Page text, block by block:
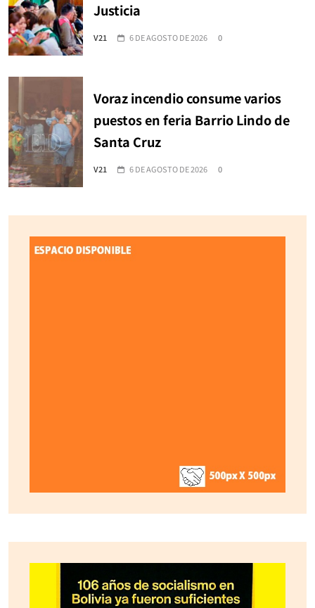
Justicia
V21 6 DE AGOSTO DE 2026 0
Voraz incendio consume varios
puestos en feria Barrio Lindo de
Santa Cruz
V21 6 DE AGOSTO DE 2026 0